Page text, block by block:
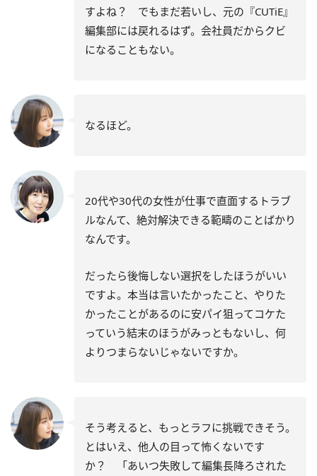
すよね？ でもまだ若いし、元の『CUTiE』
編集部には戻れるはず。会社員だからクビ
になることもない。
なるほど。
20代や30代の女性が仕事で直面するトラブ
ルなんて、絶対解決できる範疇のことばかり
なんです。
だったら後悔しない選択をしたほうがいい
ですよ。本当は言いたかったこと、やりた
かったことがあるのに安パイ狙ってコケた
っていう結末のほうがみっともないし、何
よりつまらないじゃないですか。
そう考えると、もっとラフに挑戦できそう。
とはいえ、他人の目って怖くないです
か？ 「あいつ失敗して編集長降ろされた